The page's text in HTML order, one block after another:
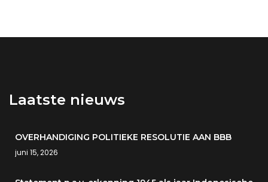
Laatste nieuws
OVERHANDIGING POLITIEKE RESOLUTIE AAN BBB
juni 15, 2026